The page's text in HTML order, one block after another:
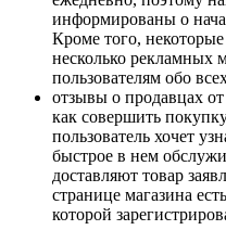
информированы о
Кроме того,
несколько
пользователям обо
отзывы о продавцах
как совершить
пользователь хочет
быстрое в нем
доставляют товар
странице магазина
которой